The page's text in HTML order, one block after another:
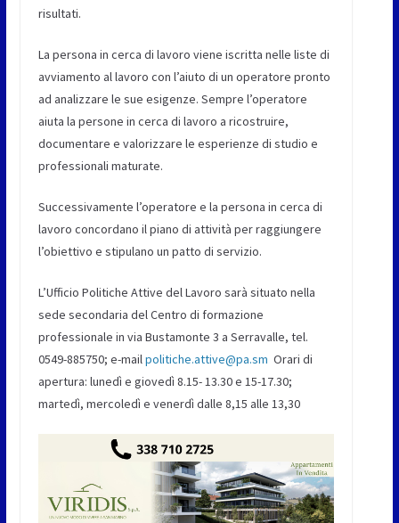
risultati.
La persona in cerca di lavoro viene iscritta nelle liste di
avviamento al lavoro con l’aiuto di un operatore pronto
ad analizzare le sue esigenze. Sempre l’operatore
aiuta la persone in cerca di lavoro a ricostruire,
documentare e valorizzare le esperienze di studio e
professionali maturate.
Successivamente l’operatore e la persona in cerca di
lavoro concordano il piano di attività per raggiungere
l’obiettivo e stipulano un patto di servizio.
L’Ufficio Politiche Attive del Lavoro sarà situato nella
sede secondaria del Centro di formazione
professionale in via Bustamonte 3 a Serravalle, tel.
0549-885750; e-mailpolitiche.attive@pa.sm Orari di
apertura: lunedì e giovedì 8.15- 13.30 e 15-17.30;
martedì, mercoledì e venerdì dalle 8,15 alle 13,30